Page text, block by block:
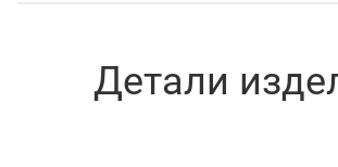
Детали